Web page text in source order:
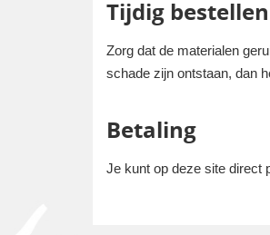
Tijdig bestellen
Zorg dat de materialen
schade zijn ontstaan, dan
Betaling
Je kunt op deze site direct